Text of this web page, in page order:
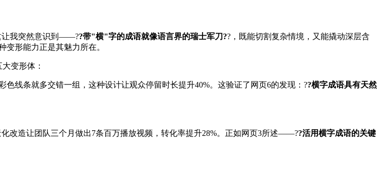
让我突然意识到——??带"横"字的成语就像语言界的瑞士军刀??，既能切割复杂情境，又能撬动深层含
变形能力正是其魅力所在。
变形体：
线条就多交错一组，这种设计让观众停留时长提升40%。这验证了网页6的发现：??横字成语具有天然
改造让团队三个月做出7条百万播放视频，转化率提升28%。正如网页3所述——??活用横字成语的关键